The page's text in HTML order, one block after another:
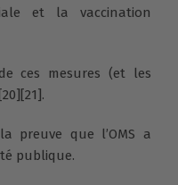
et la vaccination
ces mesures (et les
preuve que l’OMS a
publique.